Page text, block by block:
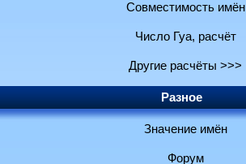
Совместимость имён
Число Гуа, расчёт
Другие расчёты >>>
Разное
Значение имён
Форум